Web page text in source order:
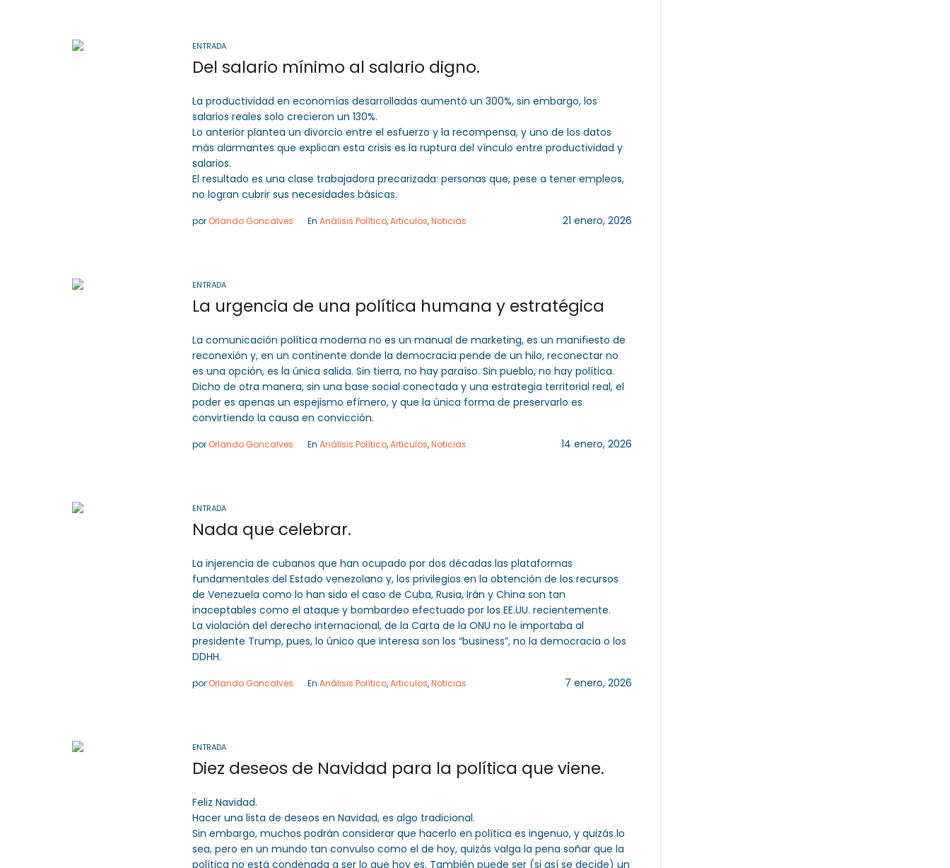
ENTRADA
Del salario mínimo al salario digno.
La productividad en economías desarrolladas aumentó un 300%, sin embargo, los
salarios reales solo crecieron un 130%.
Lo anterior plantea un divorcio entre el esfuerzo y la recompensa, y uno de los datos
más alarmantes que explican esta crisis es la ruptura del vínculo entre productividad y
salarios.
El resultado es una clase trabajadora precarizada: personas que, pese a tener empleos,
no logran cubrir sus necesidades básicas.
21 enero, 2026
por Orlando Goncalves En Análisis Político,Articulos,Noticias
ENTRADA
La urgencia de una política humana y estratégica
La comunicación política moderna no es un manual de marketing, es un manifiesto de
reconexión y, en un continente donde la democracia pende de un hilo, reconectar no
es una opción, es la única salida. Sin tierra, no hay paraíso. Sin pueblo, no hay política.
Dicho de otra manera, sin una base social conectada y una estrategia territorial real, el
poder es apenas un espejismo efímero, y que la única forma de preservarlo es
convirtiendo la causa en convicción.
14 enero, 2026
por Orlando Goncalves En Análisis Político,Articulos,Noticias
ENTRADA
Nada que celebrar.
La injerencia de cubanos que han ocupado por dos décadas las plataformas
fundamentales del Estado venezolano y, los privilegios en la obtención de los recursos
de Venezuela como lo han sido el caso de Cuba, Rusia, Irán y China son tan
inaceptables como el ataque y bombardeo efectuado por los EE.UU. recientemente.
La violación del derecho internacional, de la Carta de la ONU no le importaba al
presidente Trump, pues, lo único que interesa son los “business”, no la democracia o los
DDHH.
7 enero, 2026
por Orlando Goncalves En Análisis Político,Articulos,Noticias
ENTRADA
Diez deseos de Navidad para la política que viene.
Feliz Navidad.
Hacer una lista de deseos en Navidad, es algo tradicional.
Sin embargo, muchos podrán considerar que hacerlo en política es ingenuo, y quizás lo
sea, pero en un mundo tan convulso como el de hoy, quizás valga la pena soñar que la
política no está condenada a ser lo que hoy es. También puede ser (si así se decide) un